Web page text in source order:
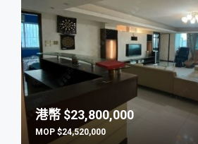
$23,800,000
$24,520,000